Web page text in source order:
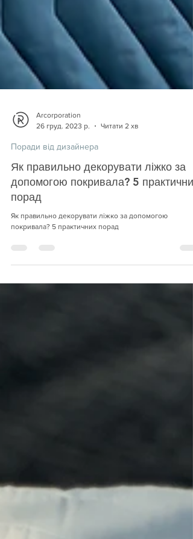
26 груд. 2023 р.
Поради від дизайнера
Як правильно декорувати ліжко за
допомогою покривала? 5 практичних
порад